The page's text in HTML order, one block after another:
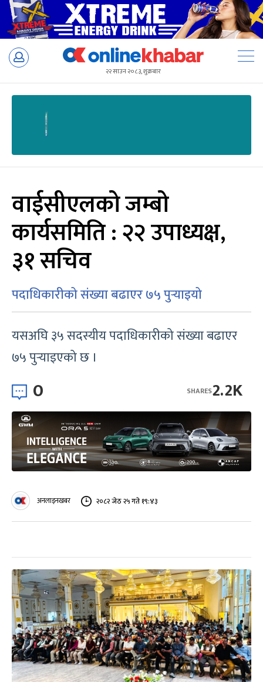
Skip
२२ साउन २०८३, शुक्रबार
वाईसीएलको जम्बो
कार्यसमिति : २२ उपाध्यक्ष,
३१ सचिव
पदाधिकारीको संख्या बढाएर ७५ पुर्‍याइयो
यसअघि ३५ सदस्यीय पदाधिकारीको संख्या बढाएर
७५ पुर्‍याइएको छ ।
0 2.2K
SHARES
अनलाइनखबर २०८२ जेठ २५ गते १९:४३